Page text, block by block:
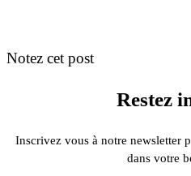
Notez cet post
Restez
Inscrivez vous à notre newsletter
dans votre